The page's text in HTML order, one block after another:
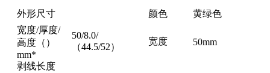
外形尺寸
颜色
黄绿色
宽度/厚度/
高度（）
mm*
50/8.0/
（44.5/52）
宽度 50mm
剥线长度